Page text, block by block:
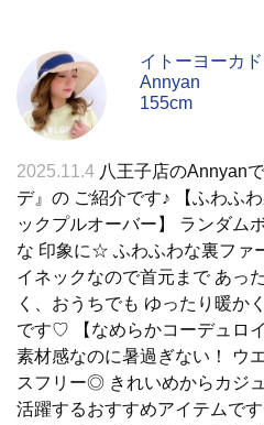
イトーヨーカ
Annyan
155cm
2025.11.4 八王子店のAnnyan
デ』の ご紹介です♪ 【ふ
ックプルオーバー】 ランダム
な 印象に☆ ふわふわな裏ファ
イネックなので首元まで あっ
く、おうちでも ゆったり暖か
です♡ 【なめらかコーデュロ
素材感なのに暑過ぎない！ ウ
スフリー◎ きれいめからカジ
活躍するおすすめアイテム